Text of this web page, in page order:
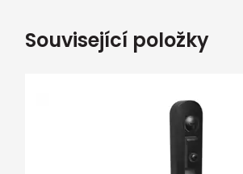
Související položky